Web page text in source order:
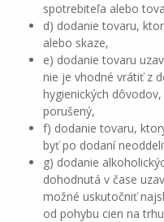
spotrebiteľa alebo
d) dodanie tovaru,
alebo skaze,
e) dodanie tovaru
nie je vhodné vrátiť z
hygienických
porušený,
f) dodanie tovaru,
byť po dodaní
g) dodanie
dohodnutá v čase
možné uskutočniť
od pohybu cien na